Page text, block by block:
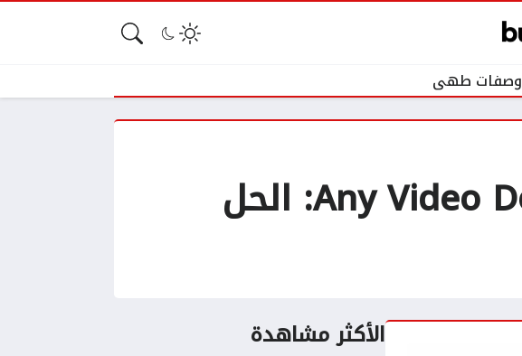
وصفات طهى
مراجعة تطبيق Any Video Downloader | SSSTik: الحل
الأكثر مشاهدة